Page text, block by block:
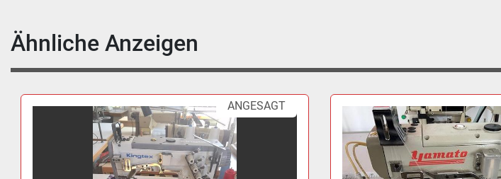
Ähnliche Anzeigen
ANGESAGT